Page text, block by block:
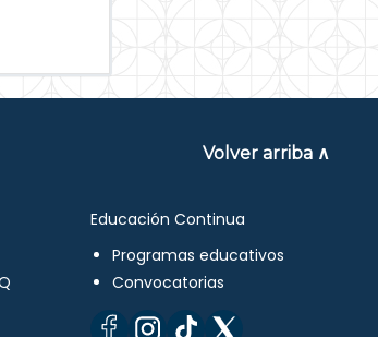
Volver arriba ∧
Educación Continua
Programas educativos
Convocatorias